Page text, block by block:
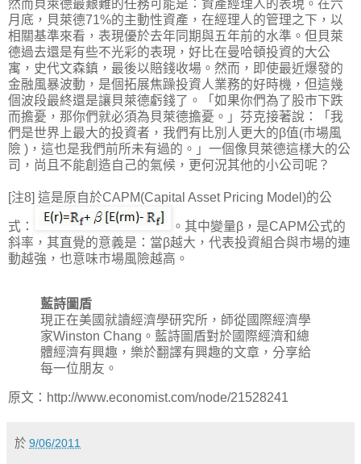
然而貝萊德最艱難的任務可能是：資產經理人的表現。在六
月底，貝萊德71%的主動性資產，在經理人的管理之下，以
相關基準來看，表現優於去年同期與五年前的水準。但貝萊
德過去還是有些不光彩的表現，好比在曼哈頓投資的大公
寓，史代文森鎮，最後以賠錢收場。然而，即使最近爆發的
金融風暴波動，是個拓展焦躁投資人業務的好時機，但這幾
個波段最終還是讓貝萊德虧錢了。「如果你們為了股市下跌
而擔憂，那你們就必須為貝萊德擔憂。」芬克接著說：「我
們是世界上最大的投資者，我們有比別人更大的β值(市場風
險 )，這也是我們前所未有過的。」一個像貝萊德這樣大的公
司，尚且不能創造自己的氣候，更何況其他的小公司呢？
[注8] 這是原自於CAPM(Capital Asset Pricing Model)的公
式：
。其中變量β，是CAPM公式的
斜率，其直覺的意義是：當β越大，代表投資組合與市場的連
動越強，也意味市場風險越高。
藍詩圖盾
現正在美國就讀經濟學研究所，師從國際經濟學
家Winston Chang。藍詩圖盾對於國際經濟和總
體經濟有興趣，樂於翻譯有興趣的文章，分享給
每一位朋友。
原文：http://www.economist.com/node/21528241
於 9/06/2011